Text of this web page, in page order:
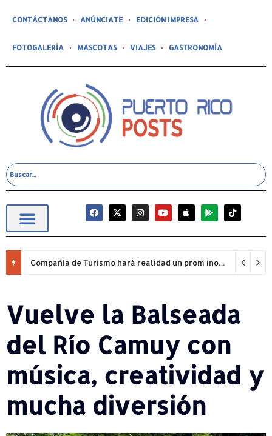
CONTÁCTANOS ANÚNCIATE EDICIÓN IMPRESA
FOTOGALERÍA MASCOTAS VIAJES GASTRONOMÍA
Compañía de Turismo hará realidad un prom inolvidable junto a Jowell para estudiantes de la Escuela Gabriela Mistral
Vuelve la Balseada
del Río Camuy con
música, creatividad y
mucha diversión